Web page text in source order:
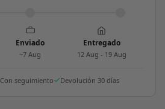
Enviado
~7 Aug
Entregado
12 Aug - 19 Aug
Con seguimiento Devolución 30 días